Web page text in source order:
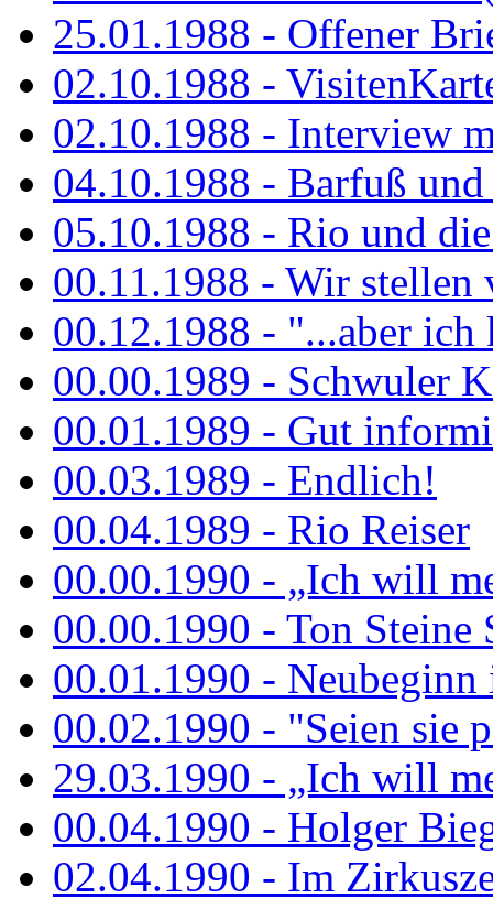
25.01.1988 - Offener
02.10.1988 -
02.10.1988 - Interview
04.10.1988 - Barfuß und
05.10.1988 - Rio und
00.11.1988 - Wir stellen
00.12.1988 - "...aber ich
00.00.1989 - Schwuler
00.01.1989 - Gut
00.03.1989 - Endlich!
00.04.1989 - Rio Reiser
00.00.1990 - „Ich will
00.00.1990 - Ton Steine
00.01.1990 -
00.02.1990 - "Seien sie
29.03.1990 - „Ich will
00.04.1990 - Holger
02.04.1990 - Im